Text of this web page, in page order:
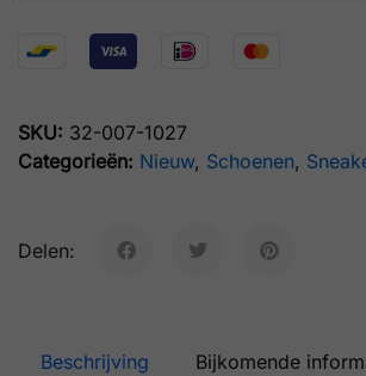
SKU: 32-007-1027
Categorieën: Nieuw, Schoenen,
Delen:
Beschrijving Bijkomende